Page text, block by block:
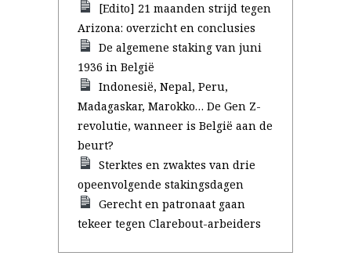
[Edito] 21 maanden strijd tegen
Arizona: overzicht en conclusies
De algemene staking van juni
1936 in België
Indonesië, Nepal, Peru,
Madagaskar, Marokko… De Gen Z-
revolutie, wanneer is België aan de
beurt?
Sterktes en zwaktes van drie
opeenvolgende stakingsdagen
Gerecht en patronaat gaan
tekeer tegen Clarebout-arbeiders